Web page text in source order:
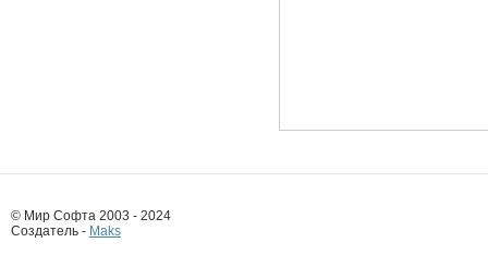
© Мир Софта 2003 - 2024
Создатель - Maks